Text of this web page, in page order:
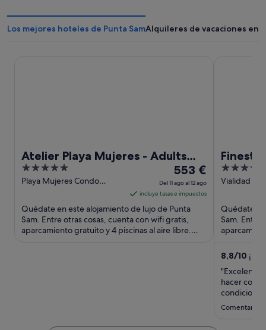
Los mejores hoteles de Punta SamAlquileres de vacaciones en
Atelier Playa Mujeres - Adults
Only - All Inclusive
5
out
5
Playa Mujeres Condo
El
precio
es
de
553 €
por
553 €
Del 11 ago al 12 ago
incluye tasas e impuestos
Quédate en este alojamiento de lujo de Punta
Sam. Entre otras cosas, cuenta con wifi gratis,
aparcamiento gratuito y 4 piscinas al aire libre.
Finest
5
out
5
Vialidad
Quédate
Sam. Entre
8,8/10
"Excelente
hacer con
de sargazo."
Comentario